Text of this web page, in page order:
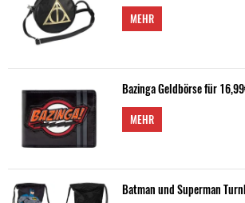
MEHR
Bazinga Geldbörse für
MEHR
Batman und Superman